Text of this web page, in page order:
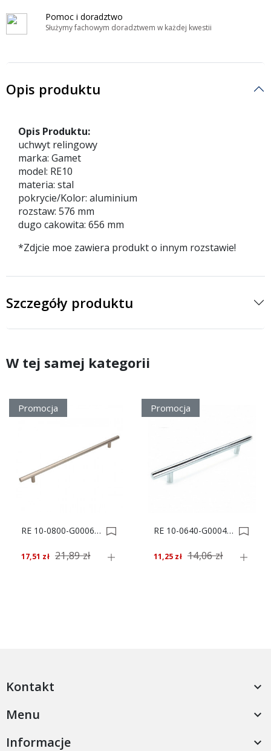
Pomoc i doradztwo
Służymy fachowym doradztwem w każdej kwestii
Opis produktu
Opis Produktu:
uchwyt relingowy
marka: Gamet
model: RE10
materia: stal
pokrycie/Kolor: aluminium
rozstaw: 576 mm
dugo cakowita: 656 mm
*Zdjcie moe zawiera produkt o innym rozstawie!
Szczegóły produktu
W tej samej kategorii
Promocja
RE 10-0800-G0006-920 UCHWYT MEBLOWY *** 0000933
17,51 zł 21,89 zł
Promocja
RE 10-0640-G0004-720 UCHWYT MEBLOWY *** 0004081
11,25 zł 14,06 zł
Kontakt 
Menu 
Informacje 